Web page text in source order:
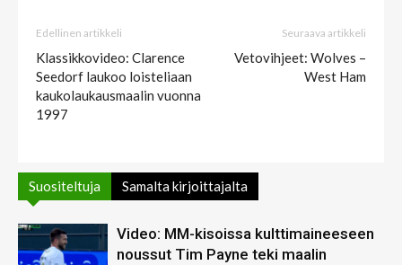
Edellinen artikkeli
Klassikkovideo: Clarence
Seedorf laukoo loisteliaan
kaukolaukausmaalin vuonna
1997
Seuraava artikkeli
Vetovihjeet: Wolves –
West Ham
Suositeltuja Samalta kirjoittajalta
Video: MM-kisoissa kulttimaineeseen
noussut Tim Payne teki maalin